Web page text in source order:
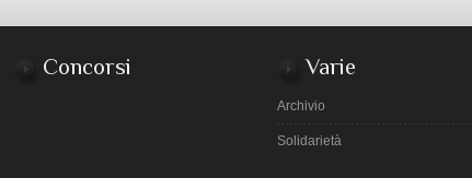
Concorsi Varie
Archivio
Solidarietà